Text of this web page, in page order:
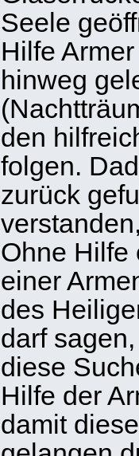
Seele
Hilfe
hinweg
den
folgen.
zurück
Ohne Hilfe
einer
des
darf
diese
Hilfe der
damit